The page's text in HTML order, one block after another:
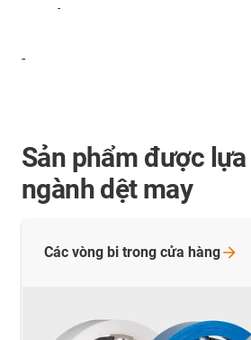
-
-
Sản phẩm được
ngành dệt may
Các vòng bi trong cửa hàng